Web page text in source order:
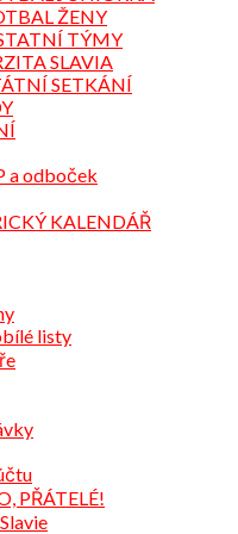
ŽENY
TÝMY
SLAVIA
SETKÁNÍ
a odboček
KALENDÁŘ
listy
PŘÁTELÉ!